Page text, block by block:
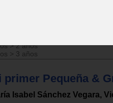
>2 años
> 3 años
primer Pequeña &
Isabel Sánchez Vegara,